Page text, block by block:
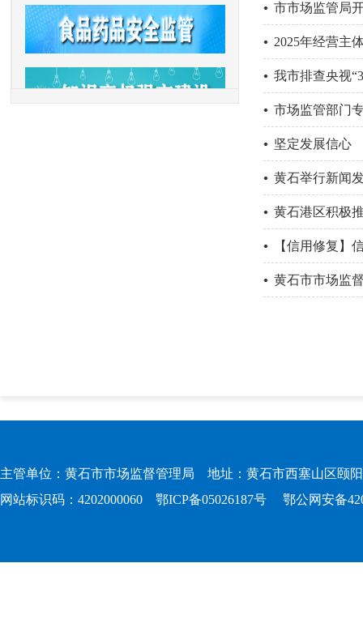
市市场监管局
2025年经营主
我市排查央视
市场监管部门
坚定发展信心
黄石举行新闻
黄石港区积极
【信用修复】
黄石市市场监
主管单位：黄石市市场监督管理局 地址：黄石市西塞山区颐
网站标识码：4202000060 鄂ICP备05026187号 鄂公网安备